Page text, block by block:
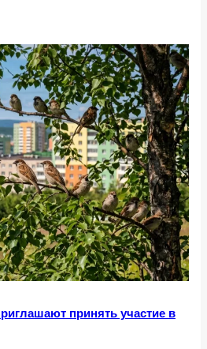
принять участие в